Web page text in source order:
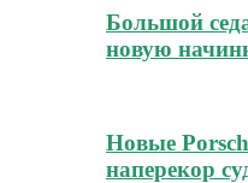
Большой
новую
Новые
наперекор